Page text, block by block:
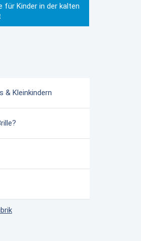
für Kinder in der kalten
& Kleinkindern